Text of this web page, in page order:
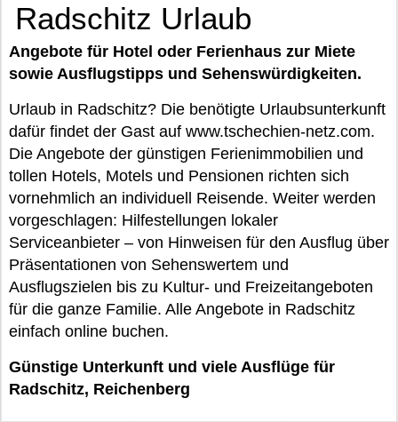
Radschitz Urlaub
Angebote für Hotel oder Ferienhaus zur Miete
sowie Ausflugstipps und Sehenswürdigkeiten.
Urlaub in Radschitz? Die benötigte Urlaubsunterkunft
dafür findet der Gast auf www.tschechien-netz.com.
Die Angebote der günstigen Ferienimmobilien und
tollen Hotels, Motels und Pensionen richten sich
vornehmlich an individuell Reisende. Weiter werden
vorgeschlagen: Hilfestellungen lokaler
Serviceanbieter – von Hinweisen für den Ausflug über
Präsentationen von Sehenswertem und
Ausflugszielen bis zu Kultur- und Freizeitangeboten
für die ganze Familie. Alle Angebote in Radschitz
einfach online buchen.
Günstige Unterkunft und viele Ausflüge für
Radschitz, Reichenberg